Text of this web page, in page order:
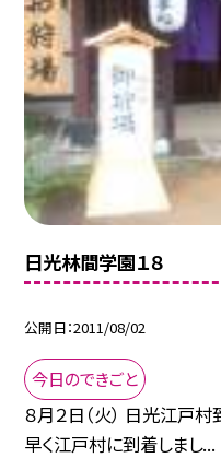
日光林間学園１８
公開日 2011/08/02
今日のできごと
８月２日（火） 日光江戸
早く江戸村に到着しまし...